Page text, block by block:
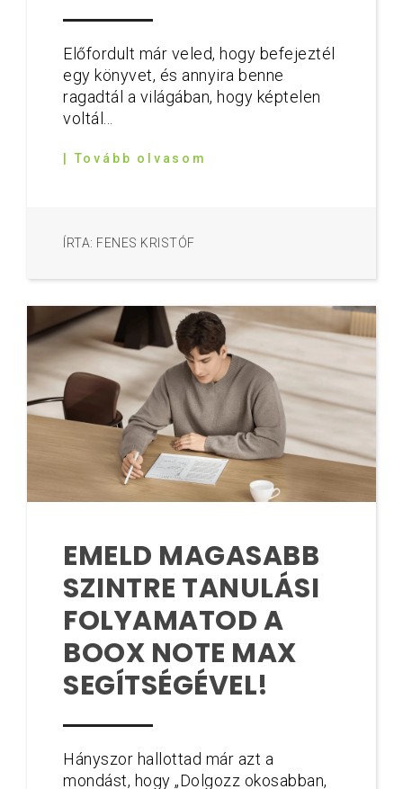
Előfordult már veled, hogy befejeztél
egy könyvet, és annyira benne
ragadtál a világában, hogy képtelen
voltál...
| Tovább olvasom
ÍRTA: FENES KRISTÓF
EMELD MAGASABB
SZINTRE TANULÁSI
FOLYAMATOD A
BOOX NOTE MAX
SEGÍTSÉGÉVEL!
Hányszor hallottad már azt a
mondást, hogy „Dolgozz okosabban,